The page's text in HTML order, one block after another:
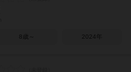
8歳～ 2024年